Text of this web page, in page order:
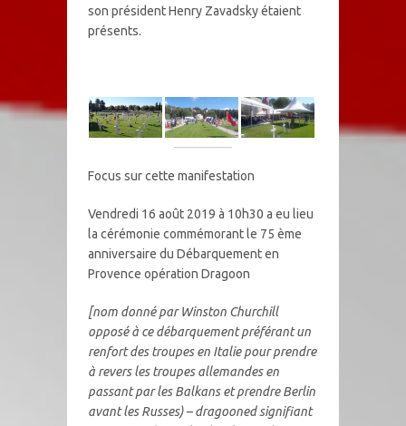
son président Henry Zavadsky étaient
présents.
Focus sur cette manifestation
Vendredi 16 août 2019 à 10h30 a eu lieu
la cérémonie commémorant le 75 ème
anniversaire du Débarquement en
Provence opération Dragoon
[nom donné par Winston Churchill
opposé à ce débarquement préférant un
renfort des troupes en Italie pour prendre
à revers les troupes allemandes en
passant par les Balkans et prendre Berlin
avant les Russes) – dragooned signifiant